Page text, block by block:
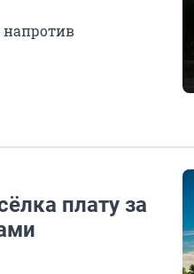
напротив
плату за